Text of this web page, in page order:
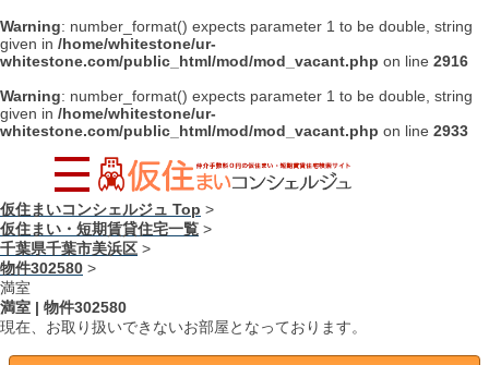
Warning: number_format() expects parameter 1 to be double, string
given in /home/whitestone/ur-
whitestone.com/public_html/mod/mod_vacant.php on line 2916
Warning: number_format() expects parameter 1 to be double, string
given in /home/whitestone/ur-
whitestone.com/public_html/mod/mod_vacant.php on line 2933
仮住まいコンシェルジュ Top >
仮住まい・短期賃貸住宅一覧 >
千葉県千葉市美浜区 >
物件302580 >
満室
満室 | 物件302580
現在、お取り扱いできないお部屋となっております。